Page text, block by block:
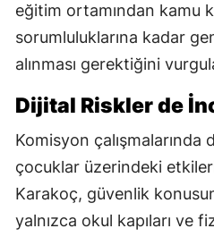
eğitim ortamından kamu
sorumluluklarına kadar
alınması gerektiğini
Dijital Riskler de
Komisyon çalışmalarında
çocuklar üzerindeki
Karakoç, güvenlik
yalnızca okul kapıları ve